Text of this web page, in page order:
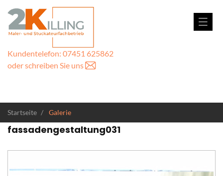
Kundentelefon: 07451 625862
oder schreiben Sie uns
Startseite Galerie
fassadengestaltung031